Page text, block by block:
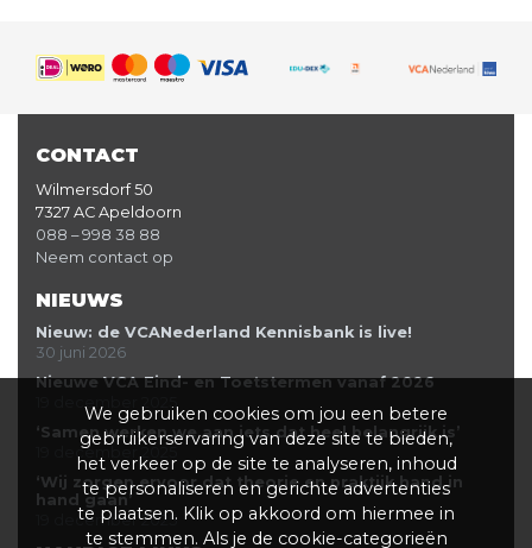
CONTACT
Wilmersdorf 50
7327 AC Apeldoorn
088 – 998 38 88
Neem contact op
NIEUWS
Nieuw: de VCANederland Kennisbank is live!
30 juni 2026
Nieuwe VCA Eind- en Toetstermen vanaf 2026
19 december 2025
‘Samen werken we aan iets dat heel belangrijk is’
19 december 2025
‘Wij zorgen ervoor dat theorie en praktijk hand in
hand gaan’
19 december 2025
We gebruiken cookies om jou een betere
gebruikerservaring van deze site te bieden,
het verkeer op de site te analyseren, inhoud
te personaliseren en gerichte advertenties
te plaatsen. Klik op akkoord om hiermee in
te stemmen. Als je de cookie-categorieën